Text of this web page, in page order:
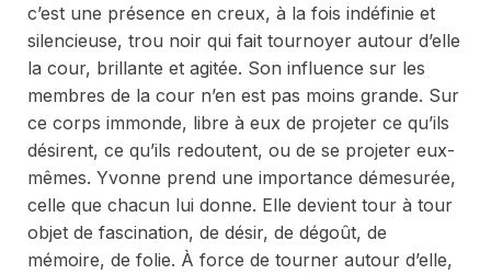
c’est une présence en creux, à la fois indéfinie et
silencieuse, trou noir qui fait tournoyer autour d’elle
la cour, brillante et agitée. Son influence sur les
membres de la cour n’en est pas moins grande. Sur
ce corps immonde, libre à eux de projeter ce qu’ils
désirent, ce qu’ils redoutent, ou de se projeter eux-
mêmes. Yvonne prend une importance démesurée,
celle que chacun lui donne. Elle devient tour à tour
objet de fascination, de désir, de dégoût, de
mémoire, de folie. À force de tourner autour d’elle,